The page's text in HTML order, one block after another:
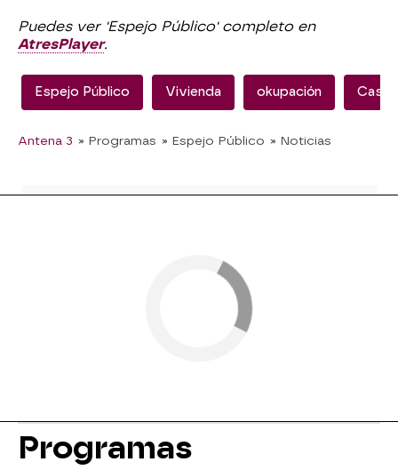
Puedes ver 'Espejo Público' completo en
AtresPlayer.
Espejo Público Vivienda okupación
Antena 3 » Programas » Espejo Público » Noticias
Programas